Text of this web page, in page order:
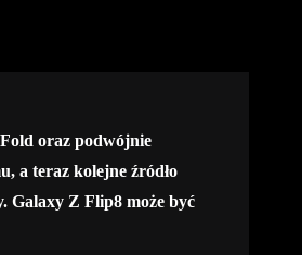
oraz podwójnie
a teraz kolejne źródło
Galaxy Z Flip8 może być